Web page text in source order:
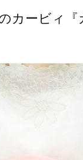
カービィ